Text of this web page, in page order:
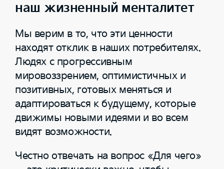
наш жизненный менталитет
Мы верим в то, что эти ценности
находят отклик в наших потребителях.
Людях с прогрессивным
мировоззрением, оптимистичных и
позитивных, готовых меняться и
адаптироваться к будущему, которые
движимы новыми идеями и во всем
видят возможности.
Честно отвечать на вопрос «Для чего»